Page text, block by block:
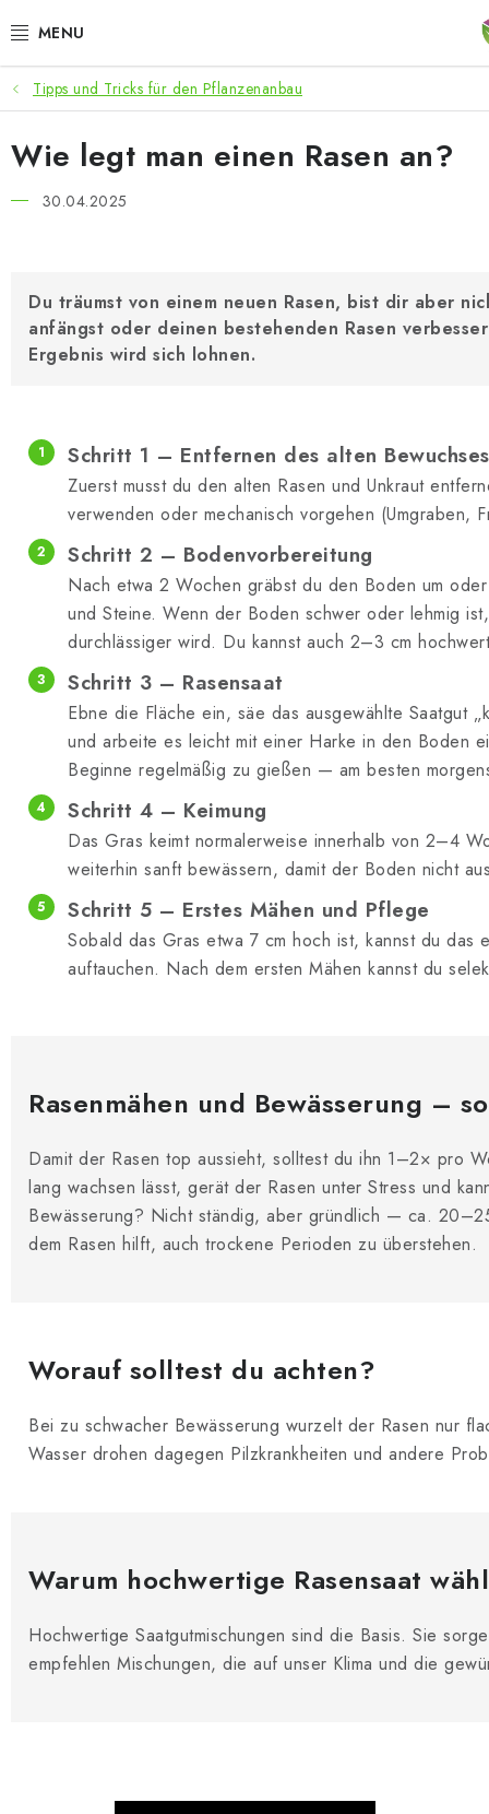
Inhalt
ANGEBOTE
LED PFLANZENLAMPEN
ANBAUBEDARF FÜR DEN HEIMANBAU
MICROGREENS
Geschäftsbewertung
Tipps und Tricks für den Pflanzenanbau
Wie legt man einen Rasen an?
30.04.2025
Du träumst von einem neuen Rasen, bist dir aber
anfängst oder deinen bestehenden Rasen
Ergebnis wird sich lohnen.
Schritt 1 – Entfernen des alten Bewuchses
Zuerst musst du den alten Rasen und Unkraut
verwenden oder mechanisch vorgehen
Schritt 2 – Bodenvorbereitung
Nach etwa 2 Wochen gräbst du den Boden um
und Steine. Wenn der Boden schwer oder lehmig
durchlässiger wird. Du kannst auch 2–3 cm
Schritt 3 – Rasensaat
Ebne die Fläche ein, säe das ausgewählte Saatgut
und arbeite es leicht mit einer Harke in den Boden
Beginne regelmäßig zu gießen — am besten
Schritt 4 – Keimung
Das Gras keimt normalerweise innerhalb von 2–4
weiterhin sanft bewässern, damit der Boden nicht
Schritt 5 – Erstes Mähen und Pflege
Sobald das Gras etwa 7 cm hoch ist, kannst du das
auftauchen. Nach dem ersten Mähen kannst du
Rasenmähen und Bewässerung –
Damit der Rasen top aussieht, solltest du ihn 1–2× pro
lang wachsen lässt, gerät der Rasen unter Stress und
Bewässerung? Nicht ständig, aber gründlich — ca.
dem Rasen hilft, auch trockene Perioden zu überstehen.
Worauf solltest du achten?
Bei zu schwacher Bewässerung wurzelt der Rasen nur
Wasser drohen dagegen Pilzkrankheiten und andere
Warum hochwertige Rasensaat
Hochwertige Saatgutmischungen sind die Basis. Sie
empfehlen Mischungen, die auf unser Klima und die